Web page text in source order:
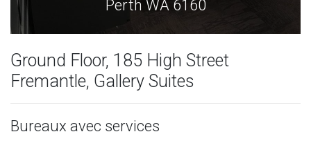
Perth WA 6160
Ground Floor, 185 High Street
Fremantle, Gallery Suites
Bureaux avec services